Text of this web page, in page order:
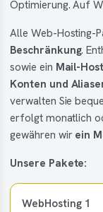
Optimierung. Auf
Alle Web-Hosting-
Beschränkung.
sowie ein Mail-
Konten und
verwalten Sie
erfolgt monatlich
gewähren wir ein
Unsere Pakete:
WebHosting 1